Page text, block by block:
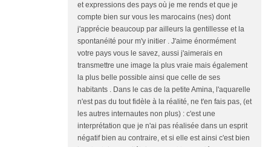
et expressions des pays où je me rends et que je
compte bien sur vous les marocains (nes) dont
j'apprécie beaucoup par ailleurs la gentillesse et la
spontanéité pour m'y initier . J'aime énormément
votre pays vous le savez, aussi j'aimerais en
transmettre une image la plus vraie mais également
la plus belle possible ainsi que celle de ses
habitants . Dans le cas de la petite Amina, l'aquarelle
n'est pas du tout fidèle à la réalité, ne t'en fais pas, (et
les autres internautes non plus) : c'est une
interprétation que je n'ai pas réalisée dans un esprit
négatif bien au contraire, et si elle est ainsi c'est bien